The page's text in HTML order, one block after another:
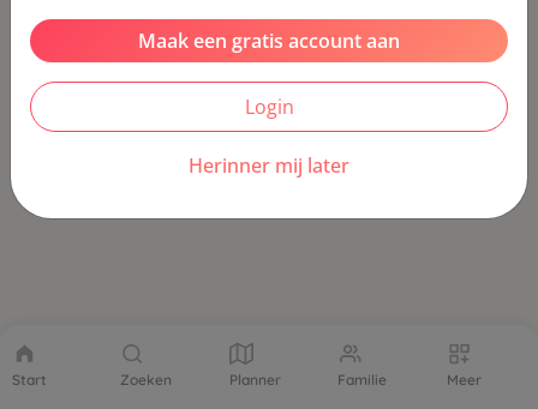
Maak een gratis account aan
Login
Herinner mij later
Start Zoeken Planner Familie Meer